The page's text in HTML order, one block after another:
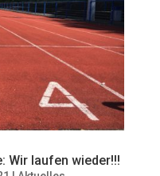
Wir laufen wieder!!!